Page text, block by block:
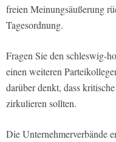
freien Meinungsäußerung
Tagesordnung.
Fragen Sie den schleswig-
einen weiteren
darüber denkt, dass
zirkulieren sollten.
Die Unternehmerverbände